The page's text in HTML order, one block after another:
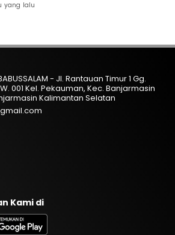
yang lalu
- Jl. Rantauan Timur 1 Gg.
001 Kel. Pekauman, Kec. Banjarmasin
Kalimantan Selatan
Kami di